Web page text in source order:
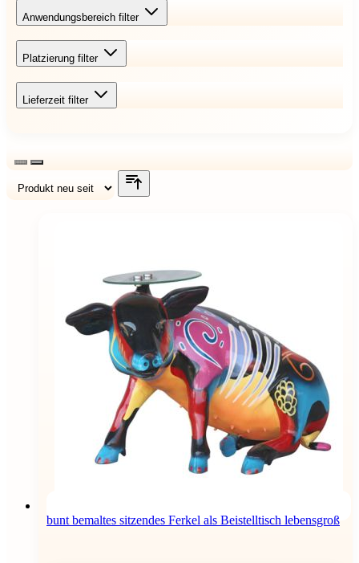
Anwendungsbereich filter
Platzierung filter
Lieferzeit filter
bunt bemaltes sitzendes Ferkel als Beistelltisch lebensgroß